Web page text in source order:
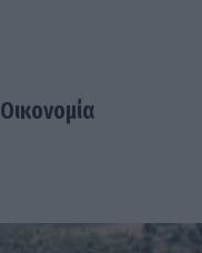
Οικονομία